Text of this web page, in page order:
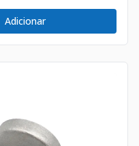
Adicionar